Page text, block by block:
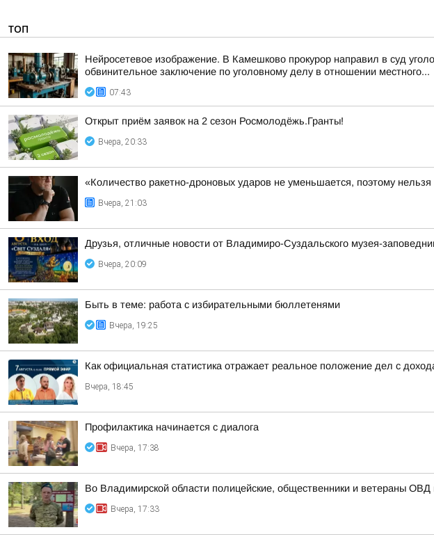
ТОП
Нейросетевое изображение. В Камешково прокурор направил в суд
обвинительное заключение по уголовному делу в отношении местного...
07:43
Открыт приём заявок на 2 сезон Росмолодёжь.Гранты!
Вчера, 20:33
«Количество ракетно-дроновых ударов не уменьшается, поэтому нельзя
Вчера, 21:03
Друзья, отличные новости от Владимиро-Суздальского музея-
Вчера, 20:09
Быть в теме: работа с избирательными бюллетенями
Вчера, 19:25
Как официальная статистика отражает реальное положение дел с
Вчера, 18:45
Профилактика начинается с диалога
Вчера, 17:38
Во Владимирской области полицейские, общественники и ветераны
Вчера, 17:33